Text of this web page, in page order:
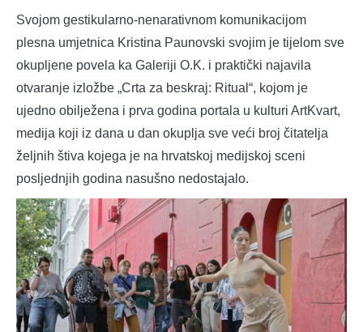
Svojom gestikularno-nenarativnom komunikacijom
plesna umjetnica Kristina Paunovski svojim je tijelom sve
okupljene povela ka Galeriji O.K. i praktički najavila
otvaranje izložbe „Crta za beskraj: Ritual“, kojom je
ujedno obilježena i prva godina portala u kulturi ArtKvart,
medija koji iz dana u dan okuplja sve veći broj čitatelja
željnih štiva kojega je na hrvatskoj medijskoj sceni
posljednjih godina nasušno nedostajalo.